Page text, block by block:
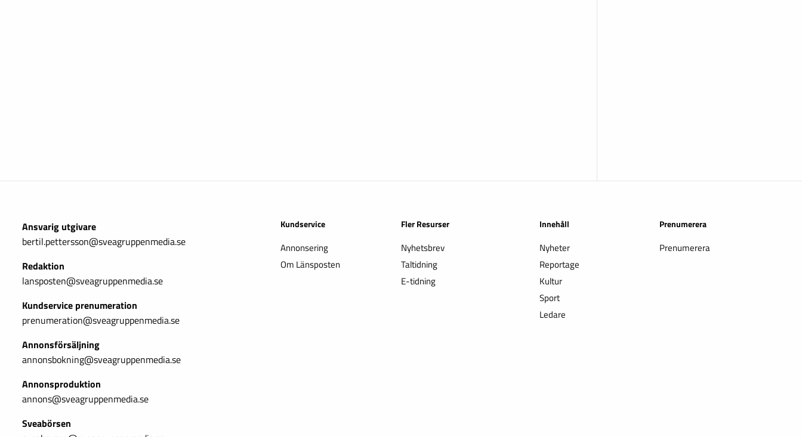
Ansvarig utgivare
bertil.pettersson@sveagruppenmedia.se
Redaktion
lansposten@sveagruppenmedia.se
Kundservice prenumeration
prenumeration@sveagruppenmedia.se
Annonsförsäljning
annonsbokning@sveagruppenmedia.se
Annonsproduktion
annons@sveagruppenmedia.se
Sveabörsen
Kundservice
Annonsering
Om Länsposten
Fler Resurser
Nyhetsbrev
Taltidning
E-tidning
Innehåll
Nyheter
Reportage
Kultur
Sport
Ledare
Prenumerera
Prenumerera